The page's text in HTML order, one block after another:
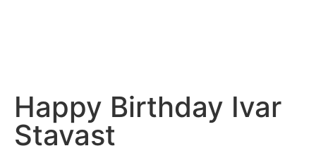
Happy Birthday Ivar
Stavast